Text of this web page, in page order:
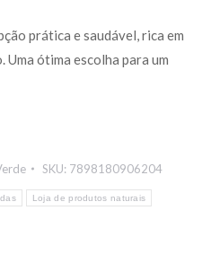
prática e saudável, rica em
ótima escolha para um
SKU: 7898180906204
Loja de produtos naturais